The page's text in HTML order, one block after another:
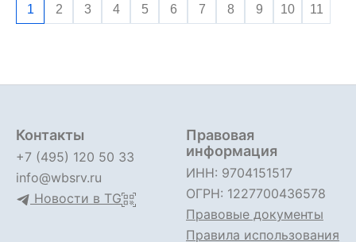
1 2 3 4 5 6 7 8 9 10 11
Контакты
+7 (495) 120 50 33
info@wbsrv.ru
Новости в TG
Правовая
информация
ИНН: 9704151517
ОГРН: 1227700436578
Правовые документы
Правила использования